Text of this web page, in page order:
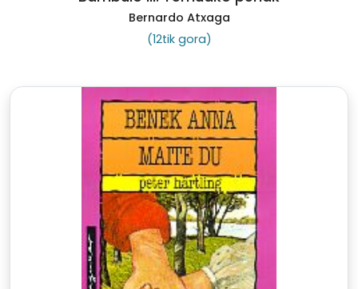
Bernardo Atxaga
(12tik gora)